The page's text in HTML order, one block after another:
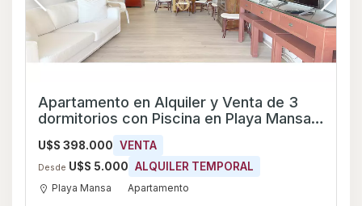
Apartamento en Alquiler y Venta de 3
dormitorios con Piscina en Playa Mansa,
Maldonado
U$S 398.000 VENTA
Desde U$S 5.000 ALQUILER TEMPORAL
Playa Mansa Apartamento